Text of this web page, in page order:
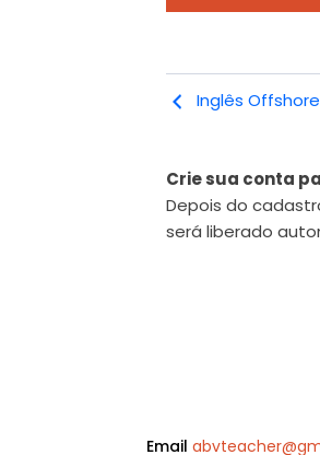
Inglês Offshore
Crie sua conta
Depois do
será liberado
Email